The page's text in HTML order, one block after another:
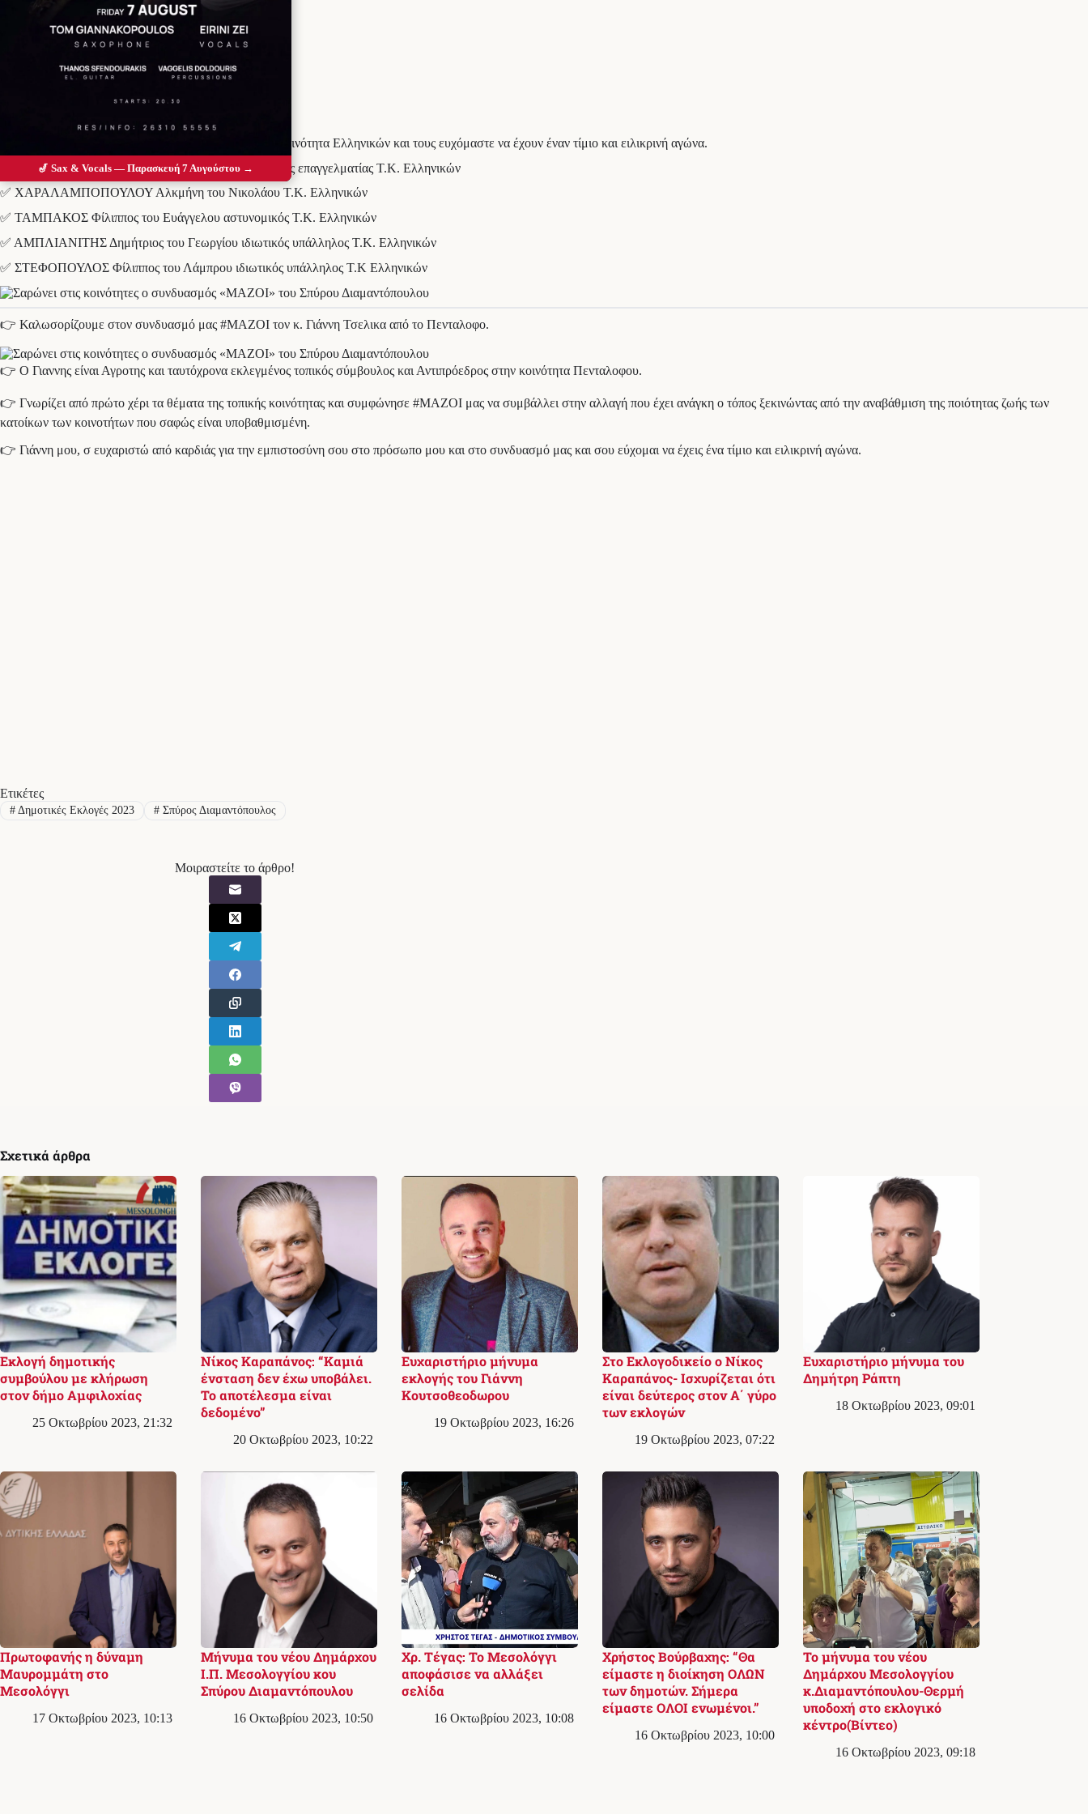
προτιμώμενη πηγή στο Google
Καλωσορίζουμε τους συνεργάτες μας από την τοπική κοινότητα Ελληνικών και τους ευχόμαστε να έχουν έναν τίμιο και ειλικρινή αγώνα.
✅ ΤΣΑΦΩΝΙΑΣ Κωνσταντίνος του Χρήστου ελεύθερος επαγγελματίας Τ.Κ. Ελληνικών
✅ ΧΑΡΑΛΑΜΠΟΠΟΥΛΟΥ Αλκμήνη του Νικολάου Τ.Κ. Ελληνικών
✅ ΤΑΜΠΑΚΟΣ Φίλιππος του Ευάγγελου αστυνομικός Τ.Κ. Ελληνικών
✅ ΑΜΠΛΙΑΝΙΤΗΣ Δημήτριος του Γεωργίου ιδιωτικός υπάλληλος Τ.Κ. Ελληνικών
✅ ΣΤΕΦΟΠΟΥΛΟΣ Φίλιππος του Λάμπρου ιδιωτικός υπάλληλος Τ.Κ Ελληνικών
👉 Καλωσορίζουμε στον συνδυασμό μας #ΜΑΖΟΙ τον κ. Γιάννη Τσελικα από το Πενταλοφο.
👉 Ο Γιαννης είναι Αγροτης και ταυτόχρονα εκλεγμένος τοπικός σύμβουλος και Αντιπρόεδρος στην κοινότητα Πενταλοφου.
👉 Γνωρίζει από πρώτο χέρι τα θέματα της τοπικής κοινότητας και συμφώνησε #ΜΑΖΟΙ μας να συμβάλλει στην αλλαγή που έχει ανάγκη ο τόπος ξεκινώντας από την αναβάθμιση της ποιότητας ζωής των
κατοίκων των κοινοτήτων που σαφώς είναι υποβαθμισμένη.
👉 Γιάννη μου, σ ευχαριστώ από καρδιάς για την εμπιστοσύνη σου στο πρόσωπο μου και στο συνδυασμό μας και σου εύχομαι να έχεις ένα τίμιο και ειλικρινή αγώνα.
Ετικέτες
#Δημοτικές Εκλογές 2023 #Σπύρος Διαμαντόπουλος
Μοιραστείτε το άρθρο!
Σχετικά άρθρα
Εκλογή δημοτικής
συμβούλου με κλήρωση
στον δήμο Αμφιλοχίας
25 Οκτωβρίου 2023, 21:32
Νίκος Καραπάνος: “Καμιά
ένσταση δεν έχω υποβάλει.
Το αποτέλεσμα είναι
δεδομένο”
20 Οκτωβρίου 2023, 10:22
Ευχαριστήριο μήνυμα
εκλογής του Γιάννη
Κουτσοθεοδωρου
19 Οκτωβρίου 2023, 16:26
Στο Εκλογoδικείο ο Νίκος
Καραπάνος- Ισχυρίζεται ότι
είναι δεύτερος στον Α΄ γύρο
των εκλογών
19 Οκτωβρίου 2023, 07:22
Ευχαριστήριο μήνυμα του
Δημήτρη Ράπτη
18 Οκτωβρίου 2023, 09:01
Πρωτοφανής η δύναμη
Μαυρομμάτη στο
Μεσολόγγι
17 Οκτωβρίου 2023, 10:13
Μήνυμα του νέου Δημάρχου
Ι.Π. Μεσολογγίου κου
Σπύρου Διαμαντόπουλου
16 Οκτωβρίου 2023, 10:50
Χρ. Τέγας: Το Μεσολόγγι
αποφάσισε να αλλάξει
σελίδα
16 Οκτωβρίου 2023, 10:08
Χρήστος Βούρβαχης: “Θα
είμαστε η διοίκηση ΟΛΩΝ
των δημοτών. Σήμερα
είμαστε ΟΛΟΙ ενωμένοι.”
16 Οκτωβρίου 2023, 10:00
Το μήνυμα του νέου
Δημάρχου Μεσολογγίου
κ.Διαμαντόπουλου-Θερμή
υποδοχή στο εκλογικό
κέντρο(Βίντεο)
16 Οκτωβρίου 2023, 09:18
🎷 Sax & Vocals — Παρασκευή 7 Αυγούστου →